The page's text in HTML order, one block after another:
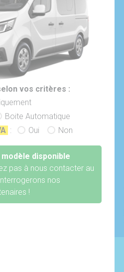
vos critères :
Boite Automatique
: Oui Non
disponible
pas à nous contacter au
nos
!